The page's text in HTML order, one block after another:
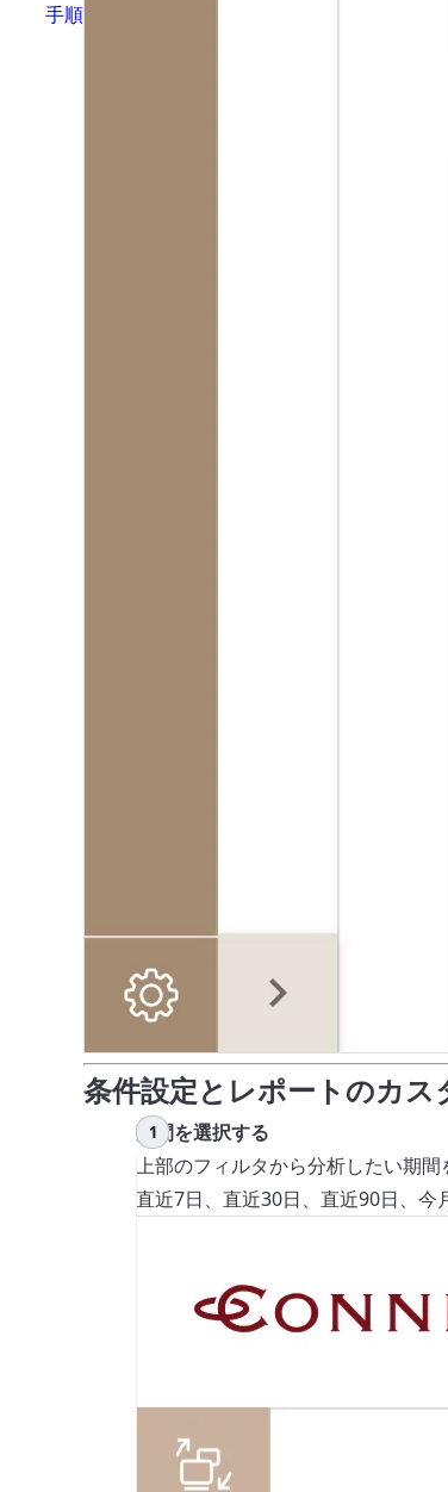
手順
条件設定とレポートのカス
期間を選択する
上部のフィルタから分析したい期間
直近7日、直近30日、直近90日、今